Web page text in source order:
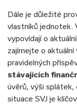
Dále je důležité
vlastníků jednotek.
vypovídají o
zajímejte o
pravidelných
stávajících
úvěrů, výši splátek,
situace SVJ je